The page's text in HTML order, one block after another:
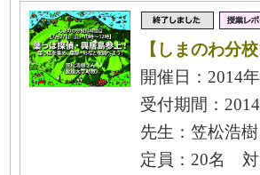
【しまのわ分
開催日：2014
受付期間：
先生：笠松浩
定員：20名 対